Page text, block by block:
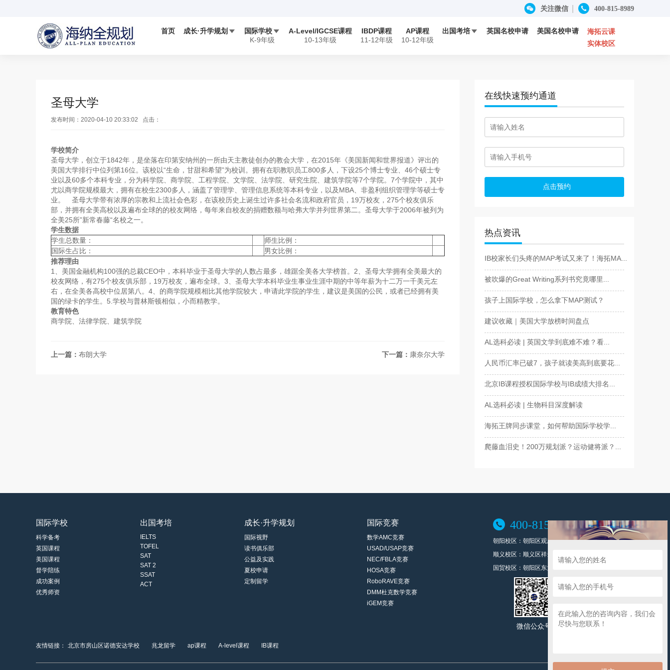
 关注微信  400-815-8989
首页 成长·升学规划 
HOSA竞赛
国际学校
K-9年级
A-Level/IGCSE课程
10-13年级
IBDP课程
11-12年级
AP课程
10-12年级
出国考培 英国名校申请 美国名校申请
海拓云课
实体校区
圣母大学
发布时间：2020-04-10 20:33:02 点击：
学校简介
圣母大学，创立于1842年，是坐落在印第安纳州的一所由天主教徒创办的教会大学，在2015年《美国新闻和世界报道》评出的
美国大学排行中位列第16位。该校以“生命，甘甜和希望”为校训。拥有在职教职员工800多人，下设25个博士专业、46个硕士专
业以及60多个本科专业，分为科学院、商学院、工程学院、文学院、法学院、研究生院、建筑学院等7个学院。7个学院中，其中
尤以商学院规模最大，拥有在校生2300多人，涵盖了管理学、管理信息系统等本科专业，以及MBA、非盈利组织管理学等硕士专
业。 圣母大学带有浓厚的宗教和上流社会色彩，在该校历史上诞生过许多社会名流和政府官员，19万校友，275个校友俱乐
部，并拥有全美高校以及遍布全球的的校友网络，每年来自校友的捐赠数额与哈弗大学并列世界第二。圣母大学于2006年被列为
全美25所”新常春藤“名校之一。
学生数据
学生总数量：
师生比例：
国际生占比：
男女比例：
推荐理由
1、美国金融机构100强的总裁CEO中，本科毕业于圣母大学的人数占最多，雄踞全美各大学榜首。2、圣母大学拥有全美最大的
校友网络，有275个校友俱乐部，19万校友，遍布全球。3、圣母大学本科毕业生事业生涯中期的中等年薪为十二万一千美元左
右，在全美各高校中位居第八。4、的商学院规模相比其他学院较大，申请此学院的学生，建议是美国的公民，或者已经拥有美
国的绿卡的学生。5.学校与普林斯顿相似，小而精教学。
教育特色
商学院、法律学院、建筑学院
上一篇： 布朗大学 下一篇： 康奈尔大学
在线快速预约通道
热点资讯
IB校家长们头疼的MAP考试又来了！海拓MA...
被吹爆的Great Writing系列书究竟哪里...
孩子上国际学校，怎么拿下MAP测试？
建议收藏｜美国大学放榜时间盘点
AL选科必读 | 英国文学到底难不难？看...
人民币汇率已破7，孩子就读美高到底要花...
北京IB课程授权国际学校与IB成绩大排名...
AL选科必读 | 生物科目深度解读
海拓王牌同步课堂，如何帮助国际学校学...
爬藤血泪史！200万规划派？运动健将派？...
国际学校
科学备考
英国课程
美国课程
督学陪练
成功案例
优秀师资
出国考培
IELTS
TOFEL
SAT
SAT 2
SSAT
ACT
成长·升学规划
国际视野
读书俱乐部
公益及实践
夏校申请
定制留学
国际竞赛
数学AMC竞赛
USAD/USAP竞赛
NEC/FBLA竞赛
HOSA竞赛
RoboRAVE竞赛
DMM杜克数学竞赛
iGEM竞赛
 400-815-8989
朝阳校区：朝阳区观唐东路1号观唐花园内
顺义校区：顺义区祥云小镇北区4号楼803
国贸校区：朝阳区东大桥路8号尚都国际中心A座1708
微信公众号 微信咨询
友情链接： 北京市房山区诺德安达学校 兆龙留学 ap课程 A-level课程 IB课程